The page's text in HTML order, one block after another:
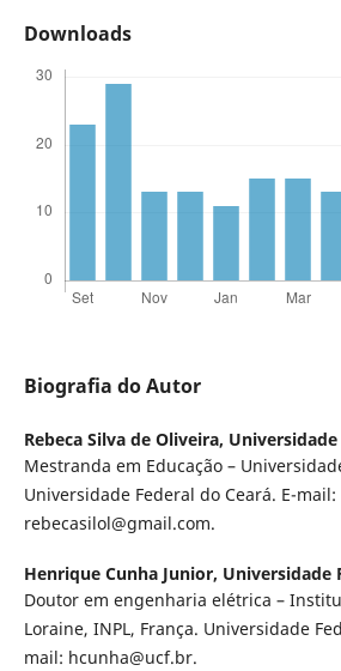
Downloads
Biografia do Autor
Rebeca Silva de Oliveira,
Mestranda em Educação –
Universidade Federal do Ceará. E-mail:
rebecasilol@gmail.com.
Henrique Cunha Junior, Universidade
Doutor em engenharia elétrica –
Loraine, INPL, França. Universidade
mail: hcunha@ucf.br.